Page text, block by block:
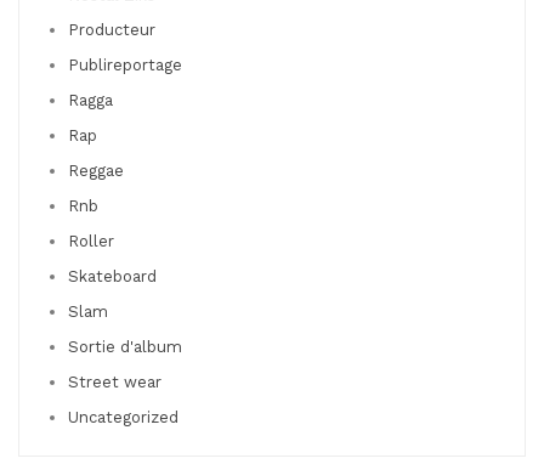
Producteur
Publireportage
Ragga
Rap
Reggae
Rnb
Roller
Skateboard
Slam
Sortie d'album
Street wear
Uncategorized